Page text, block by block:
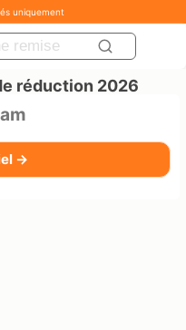
uniquement
réduction 2026
→